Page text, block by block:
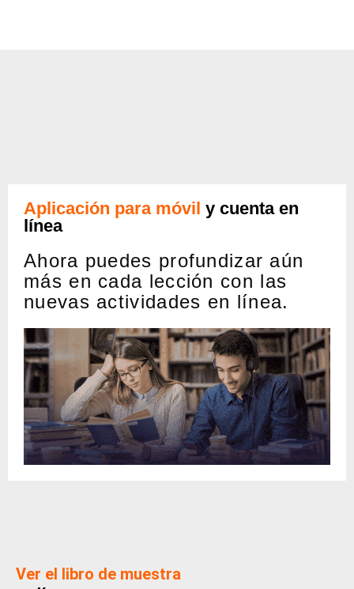
Aplicación para móvil y cuenta en
línea
Ahora puedes profundizar aún
más en cada lección con las
nuevas actividades en línea.
Ver el libro de muestra